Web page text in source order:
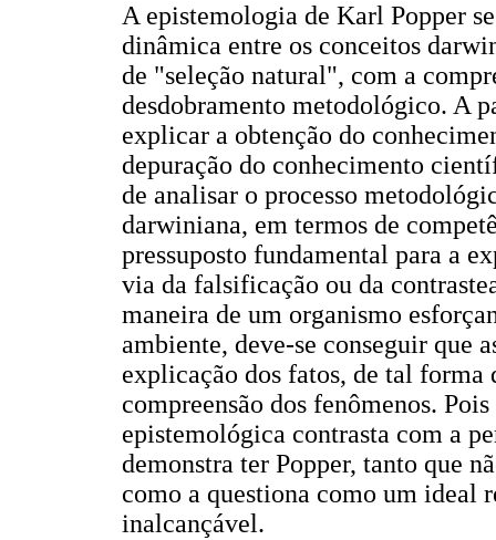
A epistemologia de Karl Popper
dinâmica entre os conceitos
de "seleção natural", com a
desdobramento metodológico. A
explicar a obtenção do
depuração do conhecimento
de analisar o processo
darwiniana, em termos de
pressuposto fundamental para a
via da falsificação ou da
maneira de um organismo
ambiente, deve-se conseguir que
explicação dos fatos, de tal forma
compreensão dos fenômenos.
epistemológica contrasta com a
demonstra ter Popper, tanto que
como a questiona como um ideal
inalcançável.